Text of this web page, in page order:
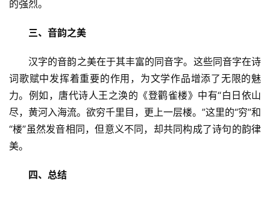
的强烈。
三、音韵之美
汉字的音韵之美在于其丰富的同音字。这些同音字在诗
词歌赋中发挥着重要的作用，为文学作品增添了无限的魅
力。例如，唐代诗人王之涣的《登鹳雀楼》中有“白日依山
尽，黄河入海流。欲穷千里目，更上一层楼。”这里的“穷”和
“楼”虽然发音相同，但意义不同，却共同构成了诗句的韵律
美。
四、总结